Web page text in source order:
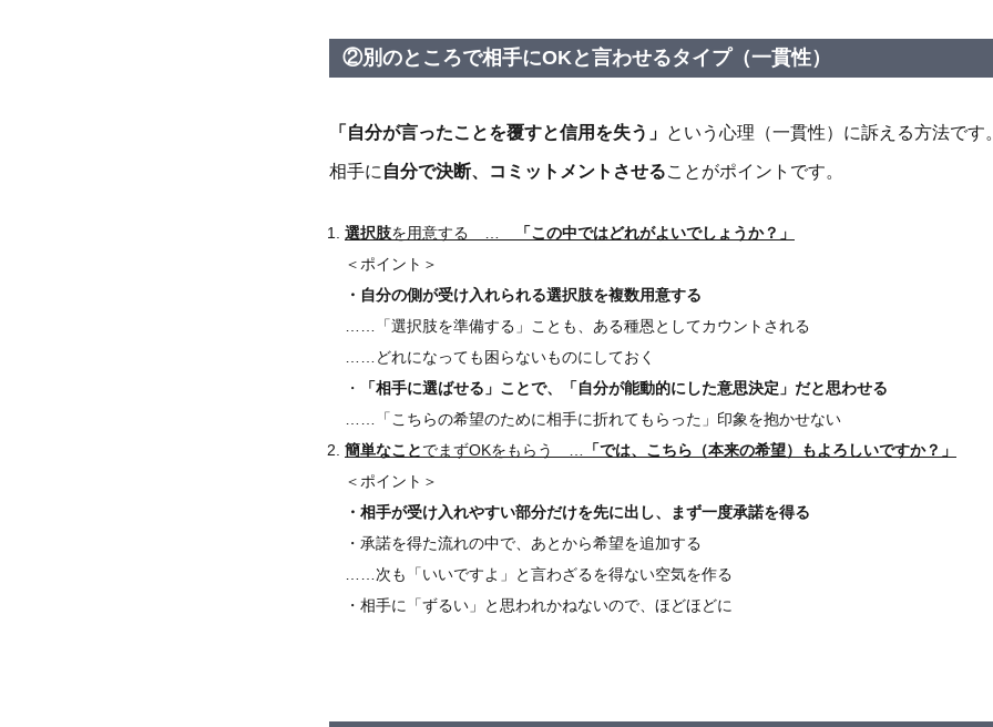
②別のところで相手にOKと言わせるタイプ（一貫性）
「自分が言ったことを覆すと信用を失う」 という心理（一貫性）に訴える方法です
相手に 自分で決断、コミットメントさせることがポイントです。
選択肢を用意する …
「この中ではどれがよいでしょうか？」
＜ポイント＞
・自分の側が受け入れられる選択肢を複数用意する
……「選択肢を準備する」ことも、ある種恩としてカウントされる
……どれになっても困らないものにしておく
・
「相手に選ばせる」ことで、「自分が能動的にした意思決定」だと思わせる
……「こちらの希望のために相手に折れてもらった」印象を抱かせない
簡単なことでまずOKをもらう …
「では、こちら（本来の希望）もよろしいですか？」
＜ポイント＞
・相手が受け入れやすい部分だけを先に出し、まず一度承諾を得る
・承諾を得た流れの中で、あとから希望を追加する
……次も「いいですよ」と言わざるを得ない空気を作る
・相手に「ずるい」と思われかねないので、ほどほどに